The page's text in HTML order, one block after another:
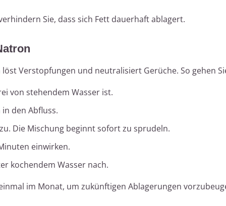
Sie, dass sich Fett dauerhaft ablagert.
Verstopfungen und neutralisiert Gerüche. So gehen
von stehendem Wasser ist.
den Abfluss.
Die Mischung beginnt sofort zu sprudeln.
einwirken.
kochendem Wasser nach.
im Monat, um zukünftigen Ablagerungen